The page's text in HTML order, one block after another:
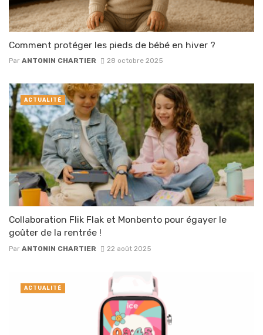
Comment protéger les pieds de bébé en hiver ?
Par ANTONIN CHARTIER 28 octobre 2025
Collaboration Flik Flak et Monbento pour égayer le
goûter de la rentrée !
Par ANTONIN CHARTIER 22 août 2025
ACTUALITÉ
ACTUALITÉ